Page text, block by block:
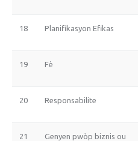
18 Planifikasyon Efikas
19 Fè
20 Responsabilite
21 Genyen pwòp biznis ou